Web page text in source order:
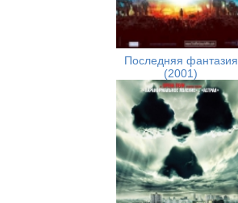
Последняя фантазия
(2001)